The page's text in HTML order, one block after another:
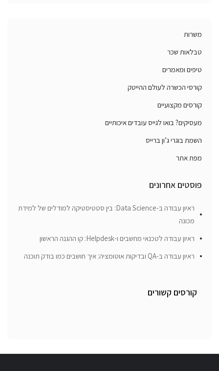
משרות
טבלאות שכר
טיפים ומאמרים
קורסי הכשרה לעולם ההייטק
קורסים מקצועיים
מעסיקים? בואו לגייס עובדים איכותיים
השמת בוגרי ג’ון ברייס
מפת אתר
פוסטים אחרונים
ראיון עבודה ב-Data Science: בין סטטיסטיקה למודלים של למידת
מכונה
ראיון עבודה לטכנאי מחשבים ו-Helpdesk: קו ההגנה הראשון
ראיון עבודה ב-QA ובדיקות אוטומציה: איך חושבים כמו בודק תוכנה
קורסים קשורים